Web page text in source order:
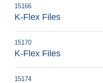
15166
K-Flex Files
15170
K-Flex Files
15174